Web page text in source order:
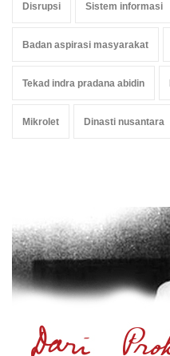
Disrupsi Sistem informasi
Badan aspirasi masyarakat
Tekad indra pradana abidin
Mikrolet Dinasti nusantara